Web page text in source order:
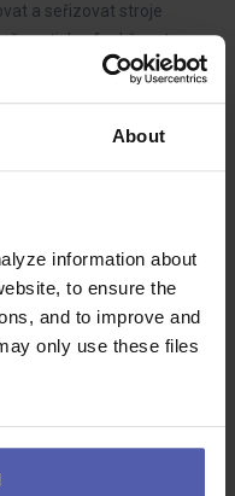
About
information about
to ensure the
and to improve and
only use these files
a seřizovat stroje
potisk a funkčnost
Společně s údržbáři
Šternberk
práci v zavedené
Pro našeho klienta